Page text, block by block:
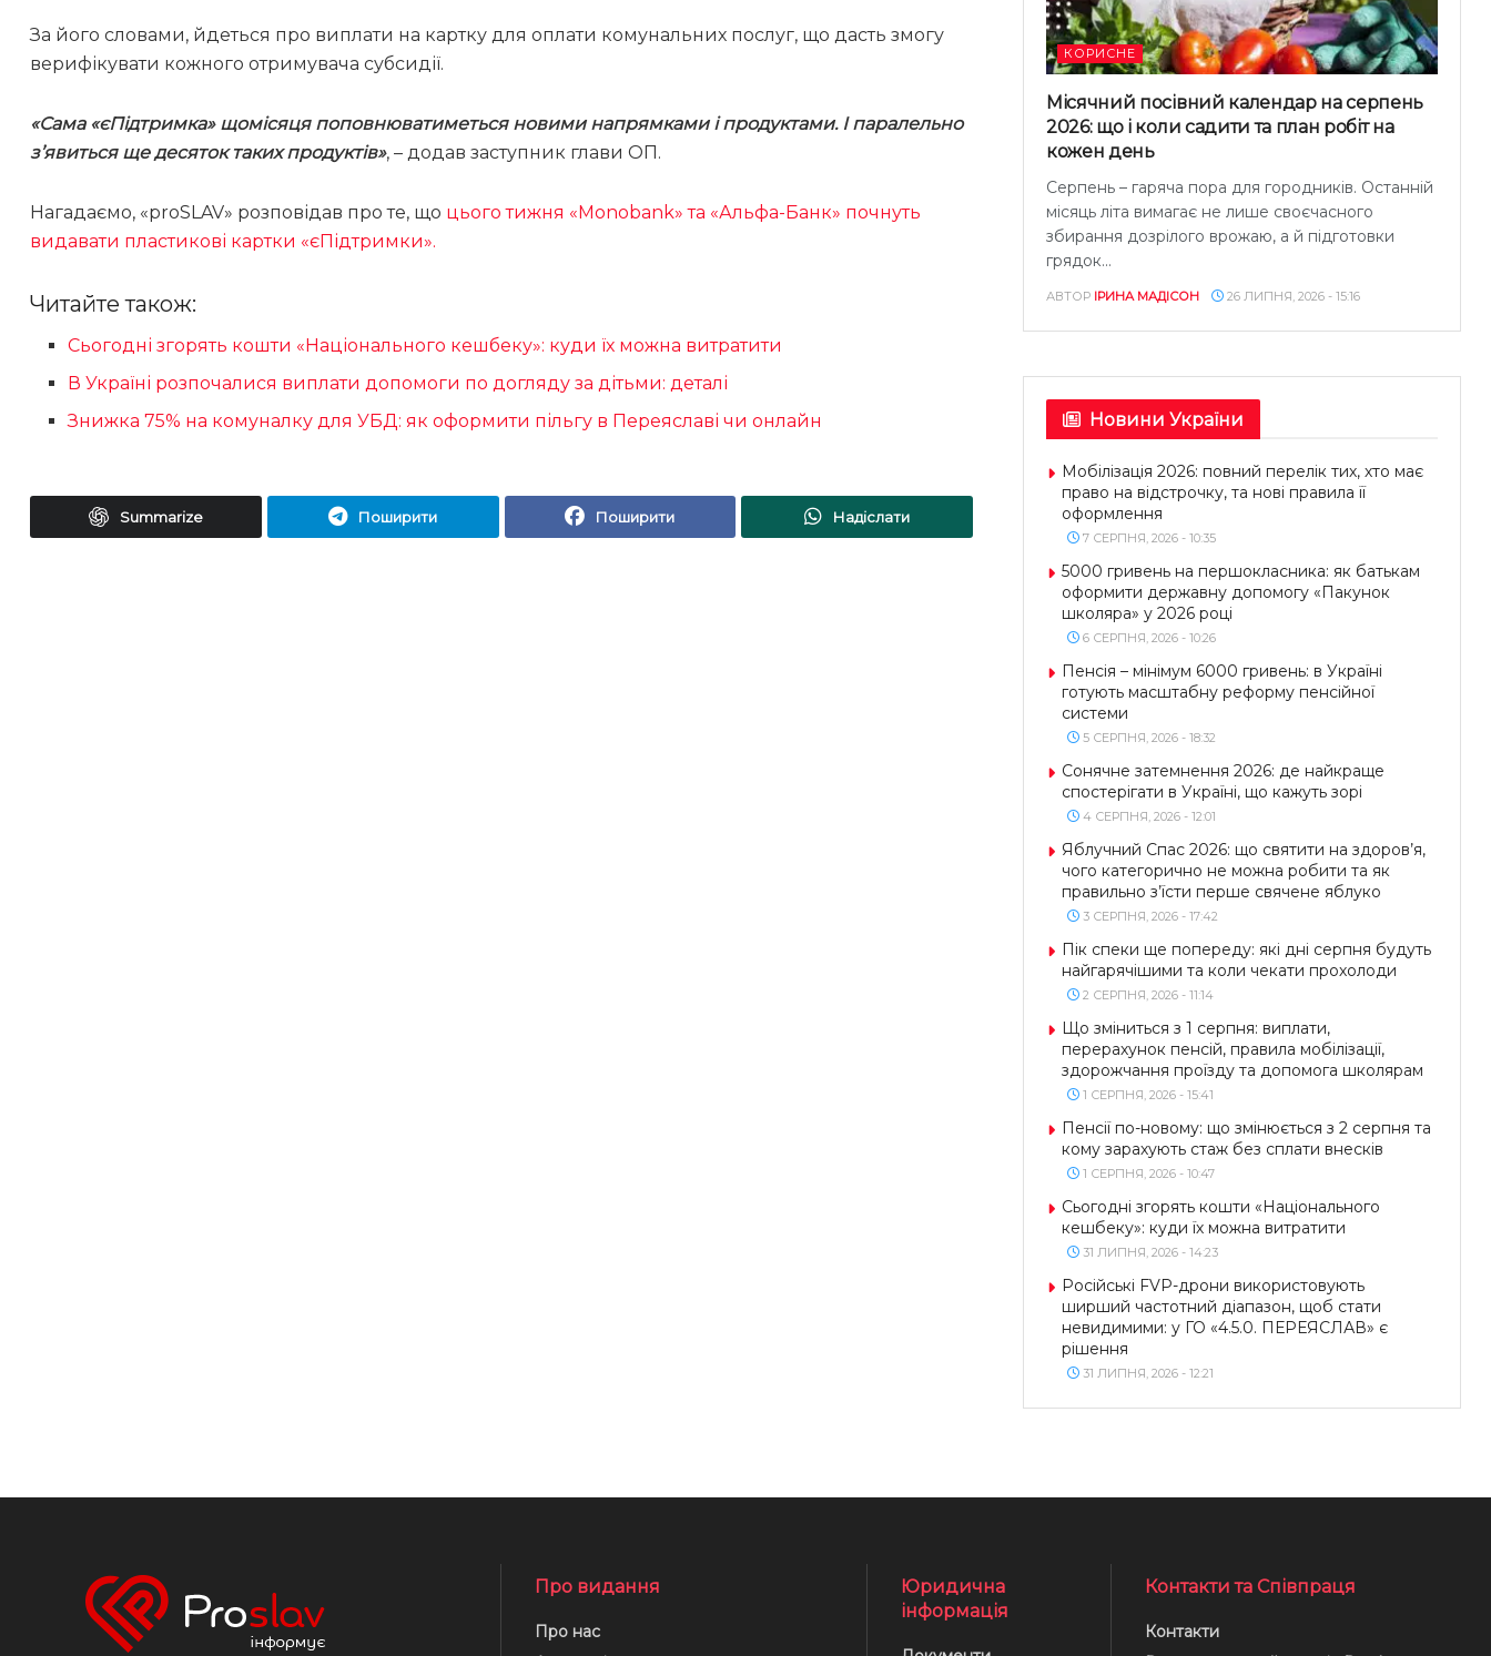
За його словами, йдеться про виплати на картку для оплати комунальних послуг, що дасть змогу
верифікувати кожного отримувача субсидії.
«Сама «єПідтримка» щомісяця поповнюватиметься новими напрямками і продуктами. І паралельно
з’явиться ще десяток таких продуктів», – додав заступник глави ОП.
Нагадаємо, «proSLAV» розповідав про те, що цього тижня «Monobank» та «Альфа-Банк» почнуть
видавати пластикові картки «єПідтримки».
Читайте також:
Сьогодні згорять кошти «Національного кешбеку»: куди їх можна витратити
В Україні розпочалися виплати допомоги по догляду за дітьми: деталі
Знижка 75% на комуналку для УБД: як оформити пільгу в Переяславі чи онлайн
Summarize Поширити Поширити Надіслати
КОРИСНЕ
Місячний посівний календар на серпень
2026: що і коли садити та план робіт на
кожен день
Серпень – гаряча пора для городників. Останній
місяць літа вимагає не лише своєчасного
збирання дозрілого врожаю, а й підготовки
грядок...
АВТОР ІРИНА МАДІСОН 26 ЛИПНЯ, 2026 - 15:16
Новини України
Мобілізація 2026: повний перелік тих, хто має
право на відстрочку, та нові правила її
оформлення
7 СЕРПНЯ, 2026 - 10:35
5000 гривень на першокласника: як батькам
оформити державну допомогу «Пакунок
школяра» у 2026 році
6 СЕРПНЯ, 2026 - 10:26
Пенсія – мінімум 6000 гривень: в Україні
готують масштабну реформу пенсійної
системи
5 СЕРПНЯ, 2026 - 18:32
Сонячне затемнення 2026: де найкраще
спостерігати в Україні, що кажуть зорі
4 СЕРПНЯ, 2026 - 12:01
Яблучний Спас 2026: що святити на здоров’я,
чого категорично не можна робити та як
правильно з’їсти перше свячене яблуко
3 СЕРПНЯ, 2026 - 17:42
Пік спеки ще попереду: які дні серпня будуть
найгарячішими та коли чекати прохолоди
2 СЕРПНЯ, 2026 - 11:14
Що зміниться з 1 серпня: виплати,
перерахунок пенсій, правила мобілізації,
здорожчання проїзду та допомога школярам
1 СЕРПНЯ, 2026 - 15:41
Пенсії по-новому: що змінюється з 2 серпня та
кому зарахують стаж без сплати внесків
1 СЕРПНЯ, 2026 - 10:47
Сьогодні згорять кошти «Національного
кешбеку»: куди їх можна витратити
31 ЛИПНЯ, 2026 - 14:23
Російські FVP-дрони використовують
ширший частотний діапазон, щоб стати
невидимими: у ГО «4.5.0. ПЕРЕЯСЛАВ» є
рішення
31 ЛИПНЯ, 2026 - 12:21
Про видання
Про нас
Юридична
інформація
Контакти та Співпраця
Контакти